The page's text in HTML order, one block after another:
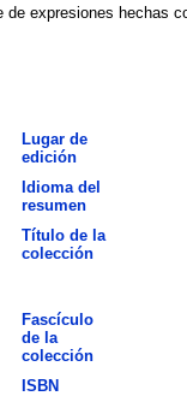
de expresiones hechas
Lugar de
edición
Idioma del
resumen
Título de la
colección
Fascículo
de la
colección
ISBN